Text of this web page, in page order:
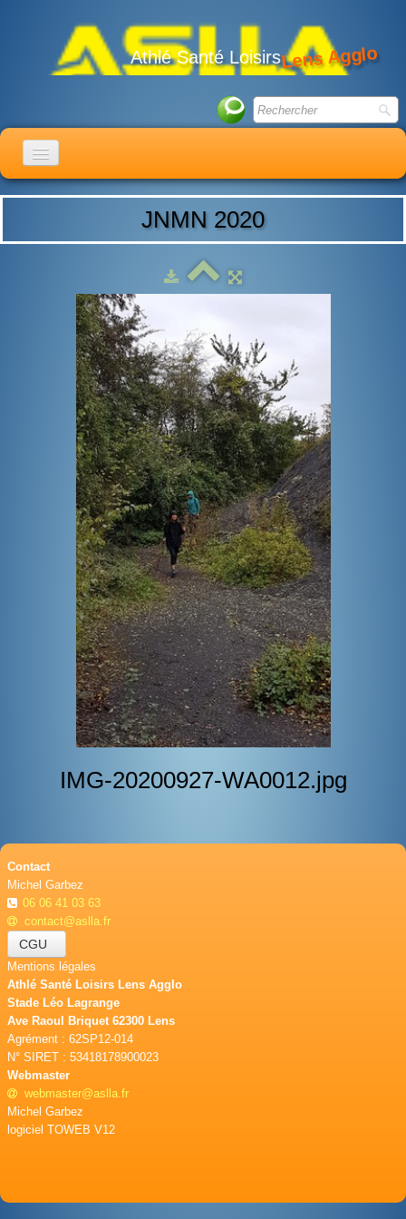
Athlé Santé LoisirsLens Agglo
ACCUEIL
ACTUALITÉS
CALENDRIER
ADHÉSION
LIENS
BOUTIQUE
CONTACT
PHOTOS▼
DONS
JNMN 2020
IMG-20200927-WA0012.jpg
Contact
Michel Garbez
06 06 41 03 63
contact@aslla.fr
CGU
Mentions légales
Athlé Santé Loisirs Lens Agglo
Stade Léo Lagrange
Ave Raoul Briquet 62300 Lens
Agrément : 62SP12-014
N° SIRET : 53418178900023
Webmaster
webmaster@aslla.fr
Michel Garbez
logiciel TOWEB V12